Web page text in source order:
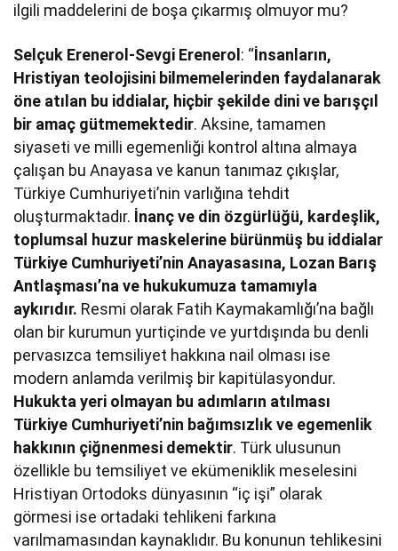
ilgili maddelerini de boşa çıkarmış olmuyor mu?
Selçuk Erenerol-Sevgi Erenerol : “İnsanların,
Hristiyan teolojisini bilmemelerinden faydalanarak
öne atılan bu iddialar, hiçbir şekilde dini ve barışçıl
bir amaç gütmemektedir. Aksine, tamamen
siyaseti ve milli egemenliği kontrol altına almaya
çalışan bu Anayasa ve kanun tanımaz çıkışlar,
Türkiye Cumhuriyeti’nin varlığına tehdit
oluşturmaktadır. İnanç ve din özgürlüğü, kardeşlik,
toplumsal huzur maskelerine bürünmüş bu iddialar
Türkiye Cumhuriyeti’nin Anayasasına, Lozan Barış
Antlaşması’na ve hukukumuza tamamıyla
aykırıdır. Resmi olarak Fatih Kaymakamlığı’na bağlı
olan bir kurumun yurtiçinde ve yurtdışında bu denli
pervasızca temsiliyet hakkına nail olması ise
modern anlamda verilmiş bir kapitülasyondur.
Hukukta yeri olmayan bu adımların atılması
Türkiye Cumhuriyeti’nin bağımsızlık ve egemenlik
hakkının çiğnenmesi demektir. Türk ulusunun
özellikle bu temsiliyet ve ekümeniklik meselesini
Hristiyan Ortodoks dünyasının “iç işi” olarak
görmesi ise ortadaki tehlikeni farkına
varılmamasından kaynaklıdır. Bu konunun tehlikesini